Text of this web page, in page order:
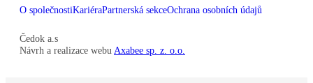
O společnostiKariéraPartnerská sekceOchrana osobních údajů
Čedok a.s
Návrh a realizace webu Axabee sp. z. o.o.